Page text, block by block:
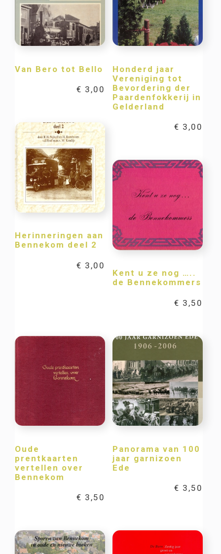
Van Bero tot Bello
€ 3,00
Honderd jaar
Vereniging tot
Bevordering der
Paardenfokkerij in
Gelderland
€ 3,00
Herinneringen aan
Bennekom deel 2
€ 3,00
Kent u ze nog …..
de Bennekommers
€ 3,50
Oude
prentkaarten
vertellen over
Bennekom
€ 3,50
Panorama van 100
jaar garnizoen
Ede
€ 3,50